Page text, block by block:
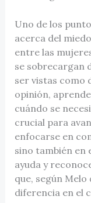
Uno de los
acerca del
entre las
se sobrecargan
ser vistas como
opinión,
cuándo se
crucial para
enfocarse en
sino también en
ayuda y
que, según Melo
diferencia en el